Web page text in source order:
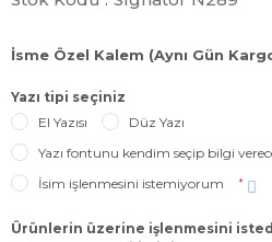
İsme Özel Kalem (Aynı Gün
Yazı tipi seçiniz
El Yazısı
Düz Yazı
Yazı fontunu kendim seçip bilgi
İsim işlenmesini istemiyorum
*
Ürünlerin üzerine işlenmesini